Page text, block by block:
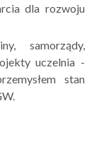
dla rozwoju
samorządy,
uczelnia -
stan